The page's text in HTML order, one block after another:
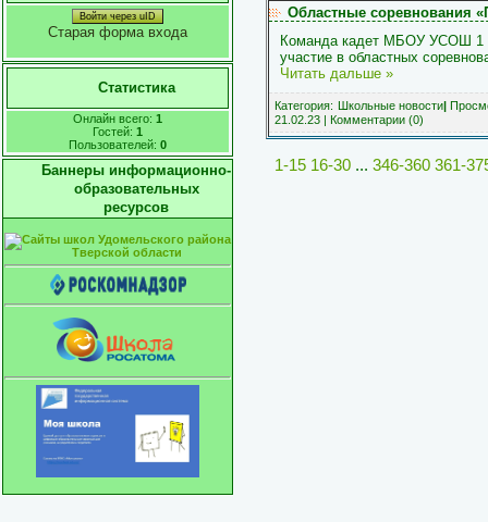
Войти через uID
Старая форма входа
Статистика
Онлайн всего: 1
Гостей: 1
Пользователей: 0
Баннеры информационно-
образовательных
ресурсов
Областные соревнования
Команда кадет МБОУ УСОШ 1
участие в областных
Читать дальше »
Категория: Школьные новости|
21.02.23 | Комментарии (0)
1-15 16-30 ... 346-360 361-